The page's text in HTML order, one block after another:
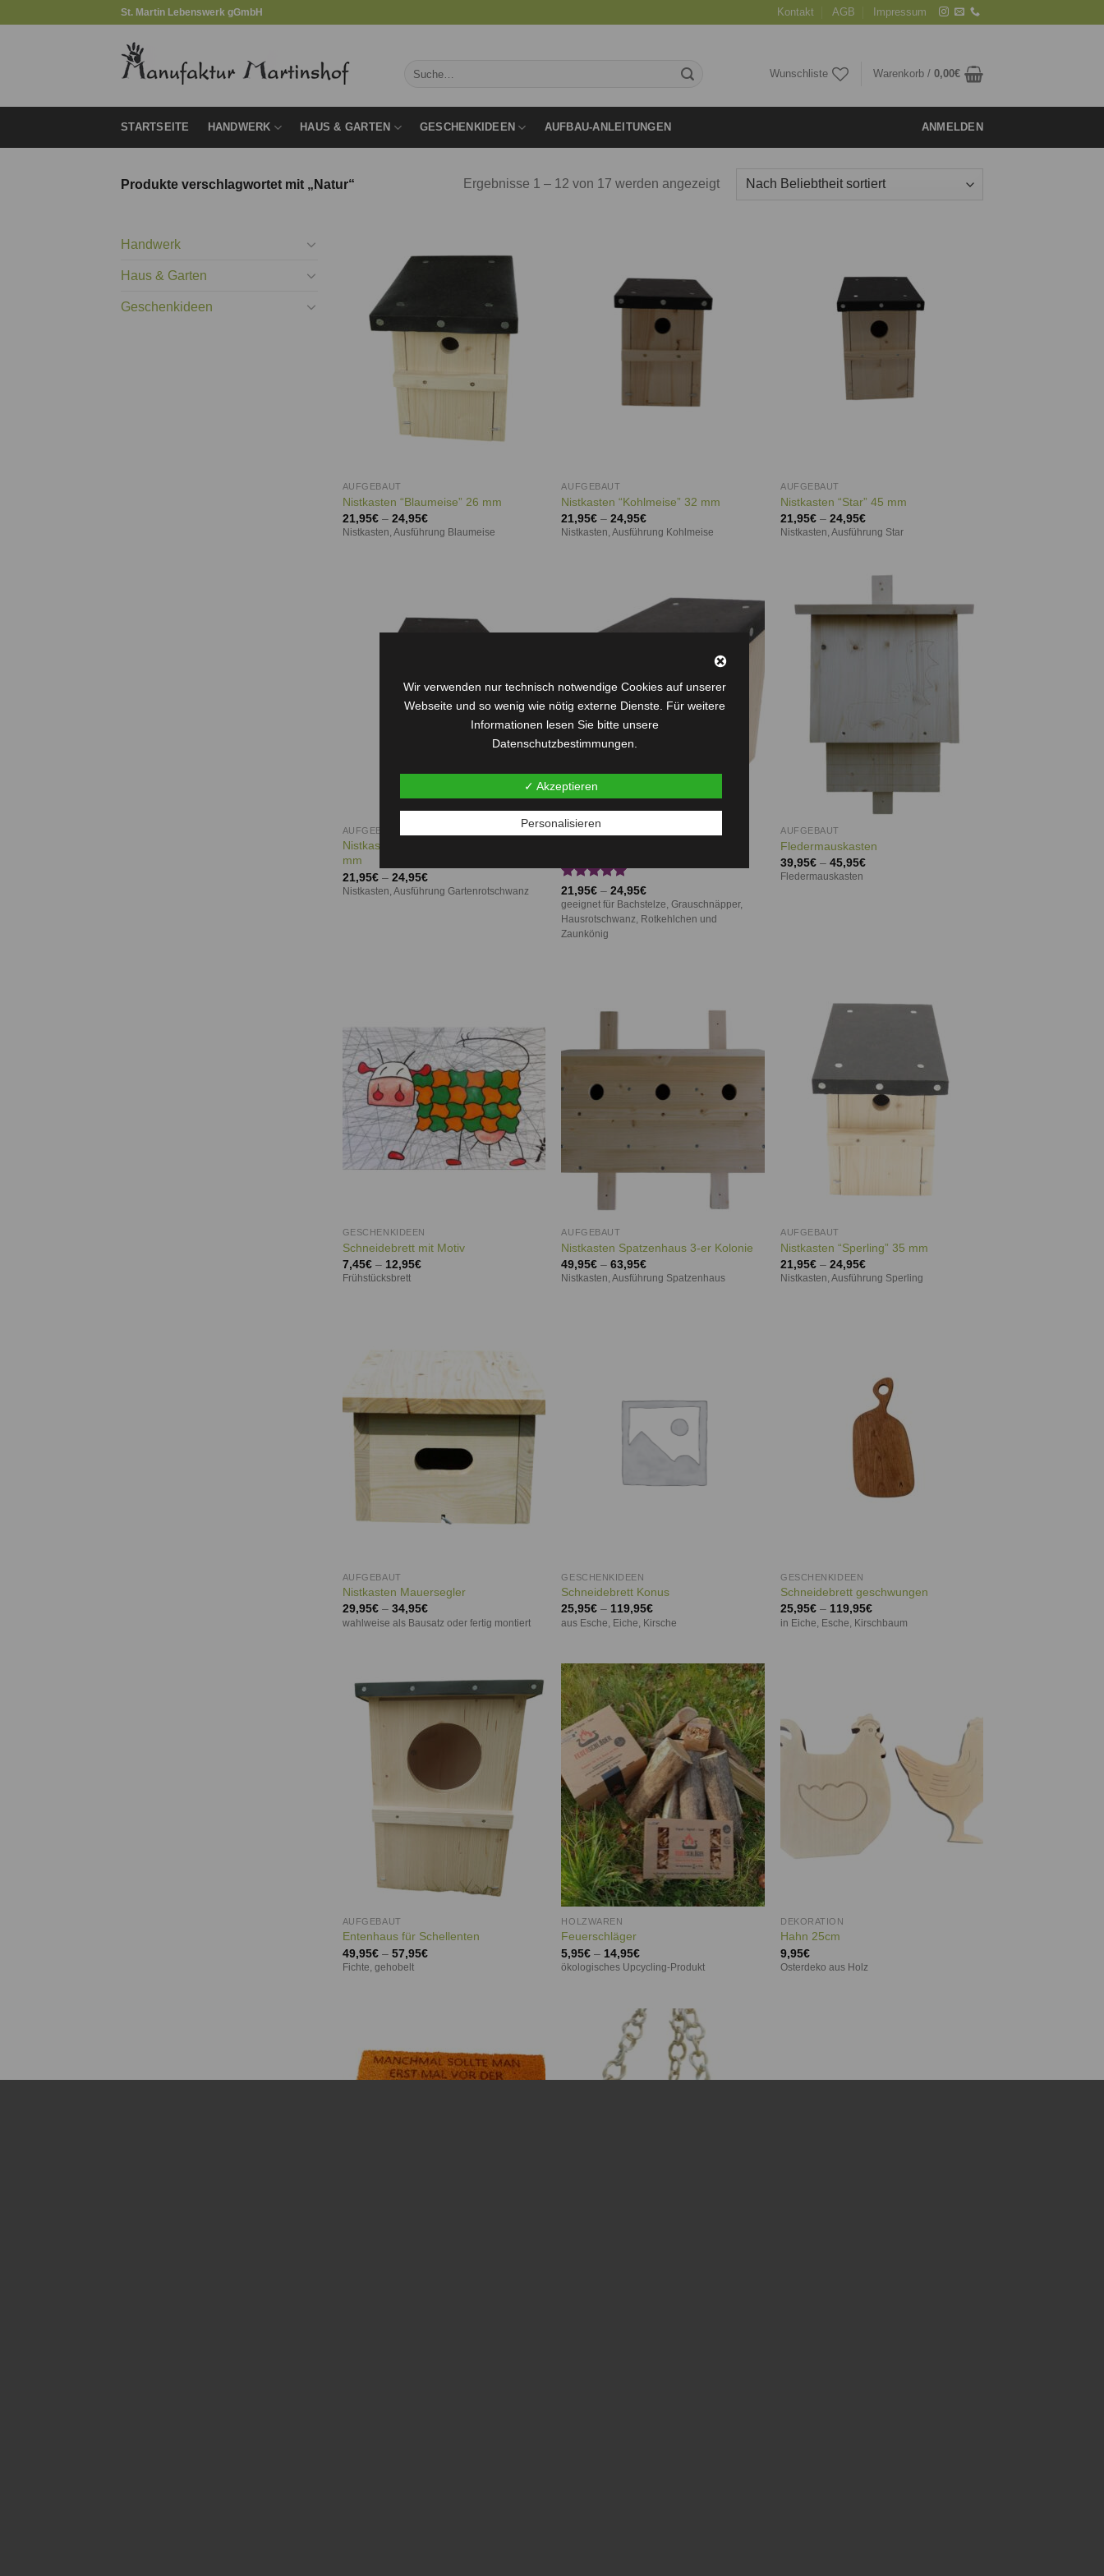
St. Martin Lebenswerk gGmbH Kontakt AGB Impressum
Wunschliste Warenkorb / 0,00€
STARTSEITE HANDWERK HAUS & GARTEN GESCHENKIDEEN AUFBAU-ANLEITUNGEN ANMELDEN
Produkte verschlagwortet mit „Natur“ Ergebnisse 1 – 12 von 17 werden angezeigt
Handwerk
Haus & Garten
Geschenkideen
Auf die
Wunschliste
AUFGEBAUT
Nistkasten “Blaumeise” 26 mm
21,95€– 24,95€
Nistkasten, Ausführung Blaumeise
Wunschliste
AUFGEBAUT
Nistkasten “Kohlmeise” 32 mm
21,95€ –24,95€
Nistkasten, Ausführung Kohlmeise
AUFGEBAUT
Nistkasten “Star” 45 mm
21,95€ –24,95€
Nistkasten, Ausführung Star
Wunschliste
AUFGEBAUT
Nistkasten “Gartenrotschwanz” 48 / 32
mm
21,95€– 24,95€
Nistkasten, Ausführung Gartenrotschwanz
Wunschliste
Bewertet
mit5.00
von 5
21,95€ –24,95€
geeignet für Bachstelze, Grauschnäpper,
Hausrotschwanz, Rotkehlchen und
Zaunkönig
Auf die
Wunschliste
AUFGEBAUT
Fledermauskasten
39,95€ –45,95€
Fledermauskasten
Wunschliste
GESCHENKIDEEN
Schneidebrett mit Motiv
7,45€– 12,95€
Frühstücksbrett
Auf die
AUFGEBAUT
Nistkasten Spatzenhaus 3-er Kolonie
49,95€ –63,95€
Nistkasten, Ausführung Spatzenhaus
Auf die
Wunschliste
AUFGEBAUT
Nistkasten “Sperling” 35 mm
21,95€ –24,95€
Nistkasten, Ausführung Sperling
Auf die
AUFGEBAUT
Nistkasten Mauersegler
29,95€– 34,95€
wahlweise als Bausatz oder fertig montiert
GESCHENKIDEEN
Schneidebrett Konus
25,95€ – 119,95€
aus Esche, Eiche, Kirsche
GESCHENKIDEEN
Schneidebrett geschwungen
25,95€ – 119,95€
in Eiche, Esche, Kirschbaum
Auf die
Wunschliste
AUFGEBAUT
Entenhaus für Schellenten
49,95€– 57,95€
Fichte, gehobelt
Auf die
Wunschliste
HOLZWAREN
Feuerschläger
5,95€ – 14,95€
ökologisches Upcycling-Produkt
Wunschliste
DEKORATION
Hahn 25cm
9,95€
Osterdeko aus Holz
Auf die
Wunschliste
Wunschliste
Wir verwenden nur technisch notwendige Cookies auf unserer
Webseite und so wenig wie nötig externe Dienste. Für weitere
Informationen lesen Sie bitte unsere
Datenschutzbestimmungen.
✓ Akzeptieren
Personalisieren